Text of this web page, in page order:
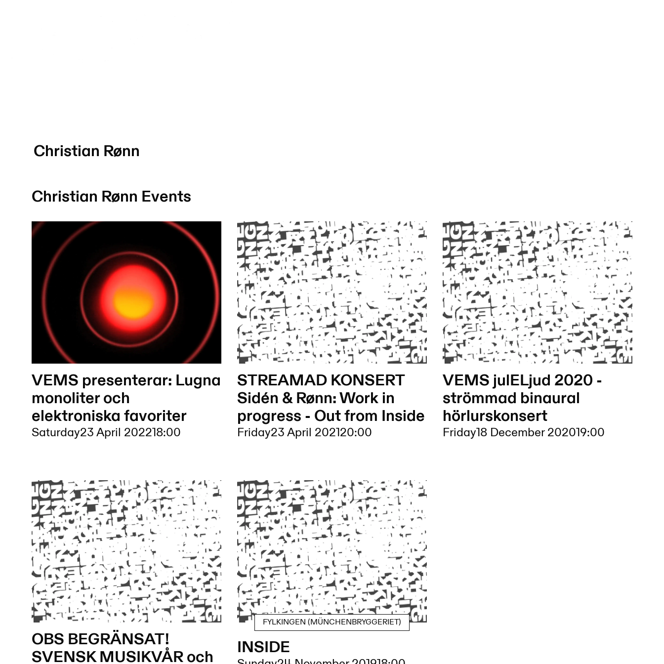
Christian Rønn
Christian Rønn Events
VEMS presenterar: Lugna
monoliter och
elektroniska favoriter
Saturday23 April 202218:00
STREAMAD KONSERT
Sidén & Rønn: Work in
progress - Out from Inside
Friday23 April 202120:00
VEMS julELjud 2020 -
strömmad binaural
hörlurskonsert
Friday18 December 202019:00
OBS BEGRÄNSAT!
SVENSK MUSIKVÅR och
FYLKINGEN (MÜNCHENBRYGGERIET)
INSIDE